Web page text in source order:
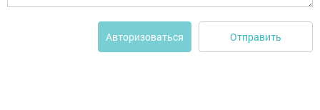
Авторизоваться Отправить